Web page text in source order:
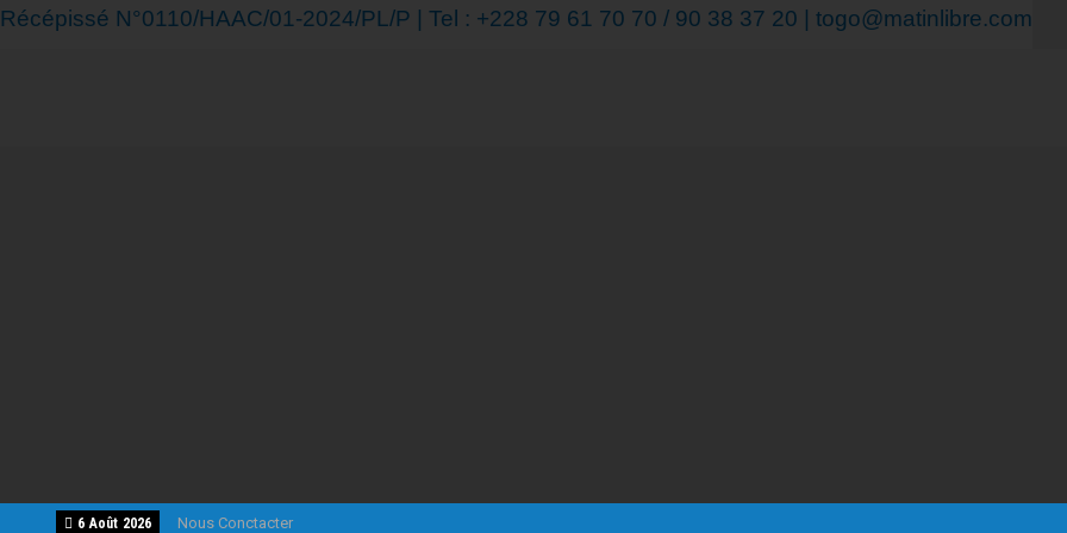
Récépissé N°0110/HAAC/01-2024/PL/P | Tel : +228 79 61 70 70 / 90 38 37 20 | togo@matinlibre.com
6 Août 2026 Nous Conctacter